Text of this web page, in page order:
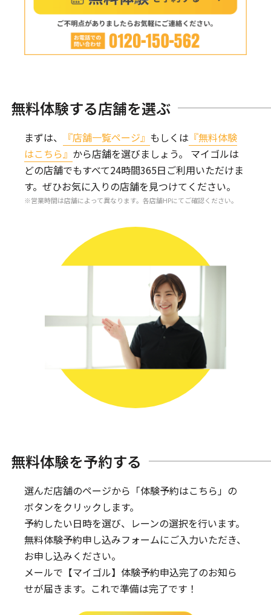
無料体験する店舗を選ぶ
まずは、 『店舗一覧ページ』 もしくは 『無料体験
はこちら』 から店舗を選びましょう。
マイゴルは
どの店舗でもすべて24時間365日ご利用いただけま
す。ぜひお気に入りの店舗を見つけてください。
営業時間は店舗によって異なります。各店舗HPにてご確認ください。
無料体験を予約する
選んだ店舗のページから「体験予約はこちら」の
ボタンをクリックします。
予約したい日時を選び、レーンの選択を行います。
無料体験予約申し込みフォームにご入力いただき、
お申し込みください。
メールで【マイゴル】体験予約申込完了のお知ら
せが届きます。 これで準備は完了です！